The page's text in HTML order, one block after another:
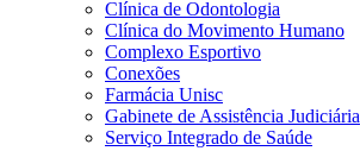
Clínica de Odontologia
Clínica do Movimento Humano
Complexo Esportivo
Conexões
Farmácia Unisc
Gabinete de Assistência Judiciária
Serviço Integrado de Saúde